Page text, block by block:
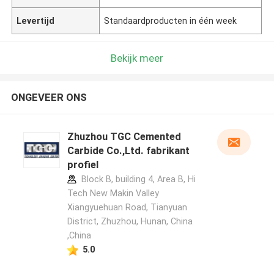
Levertijd Standaardproducten in één week
Bekijk meer
ONGEVEER ONS
Zhuzhou TGC Cemented
Carbide Co.,Ltd. fabrikant
profiel
Block B, building 4, Area B, Hi
Tech New Makin Valley
Xiangyuehuan Road, Tianyuan
District, Zhuzhou, Hunan, China
,China
5.0